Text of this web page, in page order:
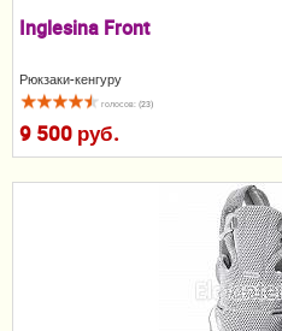
Манежи
Ходунки и прыгунки
Игры и развитие
Принадлежности для выписки
Сумки для мам и детей
Inglesina Front
Рюкзаки-кенгуру
голосов: (23)
9 500 руб.